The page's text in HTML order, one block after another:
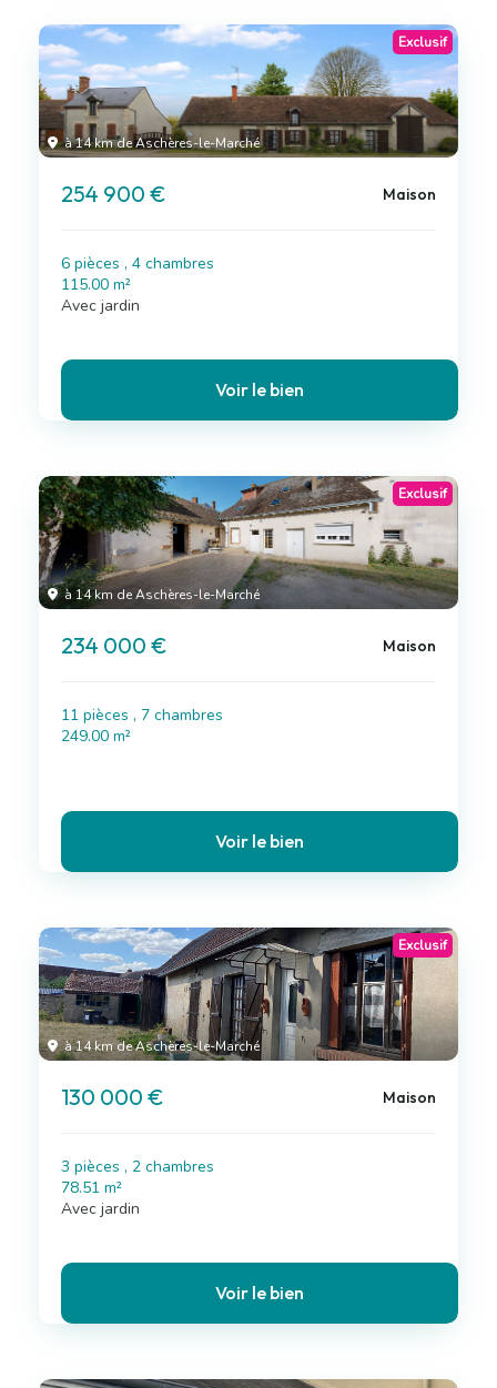
à 14 km de Aschères-le-Marché
Exclusif
254 900 € Maison
6 pièces , 4 chambres
115.00 m²
Avec jardin
Voir le bien
à 14 km de Aschères-le-Marché
Exclusif
234 000 € Maison
11 pièces , 7 chambres
249.00 m²
Voir le bien
à 14 km de Aschères-le-Marché
Exclusif
130 000 € Maison
3 pièces , 2 chambres
78.51 m²
Avec jardin
Voir le bien